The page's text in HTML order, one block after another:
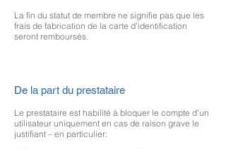
La fin du statut de membre ne signifie pas que les
frais de fabrication de la carte d’identification
seront remboursés.
De la part du prestataire
Le prestataire est habilité à bloquer le compte d’un
utilisateur uniquement en cas de raison grave le
justifiant – en particulier: